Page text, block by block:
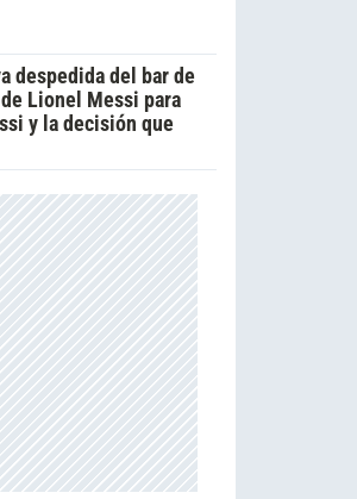
despedida del bar de
Lionel Messi para
y la decisión que